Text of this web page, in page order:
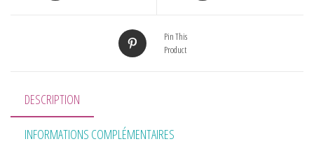
Pin This
Product
DESCRIPTION
INFORMATIONS COMPLÉMENTAIRES